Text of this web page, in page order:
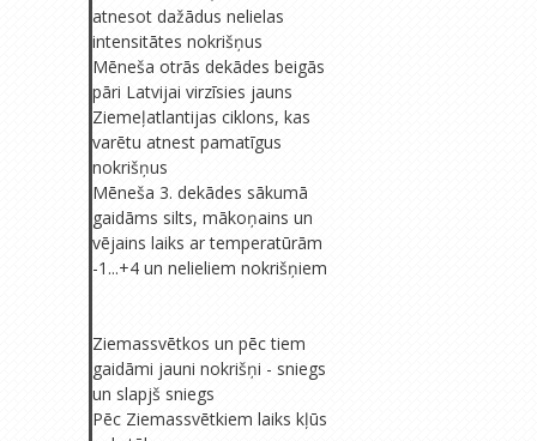
atnesot dažādus nelielas
intensitātes nokrišņus
Mēneša otrās dekādes beigās
pāri Latvijai virzīsies jauns
Ziemeļatlantijas ciklons, kas
varētu atnest pamatīgus
nokrišņus
Mēneša 3. dekādes sākumā
gaidāms silts, mākoņains un
vējains laiks ar temperatūrām
-1...+4 un nelieliem nokrišņiem
Ziemassvētkos un pēc tiem
gaidāmi jauni nokrišņi - sniegs
un slapjš sniegs
Pēc Ziemassvētkiem laiks kļūs